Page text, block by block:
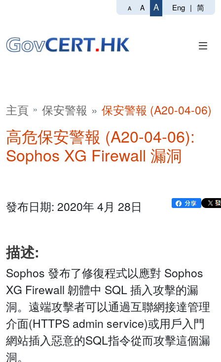
A A A Eng | 简
主頁 保安警報 保安警報 (A20-04-06)
高危保安警報 (A20-04-06):
Sophos XG Firewall 漏洞
發布日期: 2020年 4月 28日
描述:
Sophos 發布了修復程式以應對 Sophos
XG Firewall 韌體中 SQL 插入攻擊的漏
洞。遠端攻擊者可以通過互聯網接達管理
介面(HTTPS admin service)或用戶入門
網站插入惡意的SQL指令從而攻擊這個漏
洞。